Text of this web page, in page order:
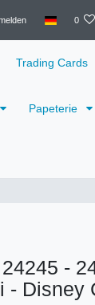
0
Trading Cards
Papeterie
-
- Disney